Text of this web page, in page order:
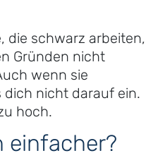
die schwarz arbeiten,
Gründen nicht
wenn sie
dich nicht darauf ein.
hoch.
einfacher?